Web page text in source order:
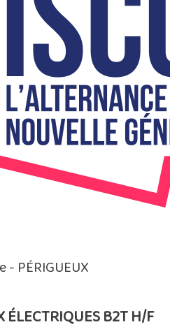
- PÉRIGUEUX
ÉLECTRIQUES B2T H/F